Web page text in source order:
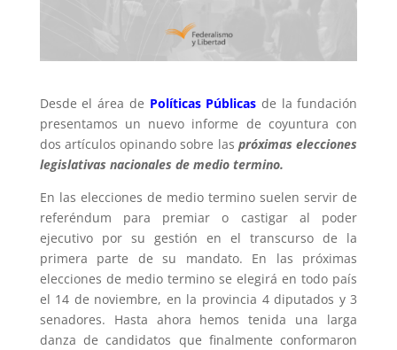
Desde el área de Políticas Públicas de la fundación
presentamos un nuevo informe de coyuntura con
dos artículos opinando sobre las próximas elecciones
legislativas nacionales de medio termino.
En las elecciones de medio termino suelen servir de
referéndum para premiar o castigar al poder
ejecutivo por su gestión en el transcurso de la
primera parte de su mandato. En las próximas
elecciones de medio termino se elegirá en todo país
el 14 de noviembre, en la provincia 4 diputados y 3
senadores. Hasta ahora hemos tenida una larga
danza de candidatos que finalmente conformaron